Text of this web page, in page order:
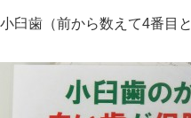
小臼歯（前から数えて4番目